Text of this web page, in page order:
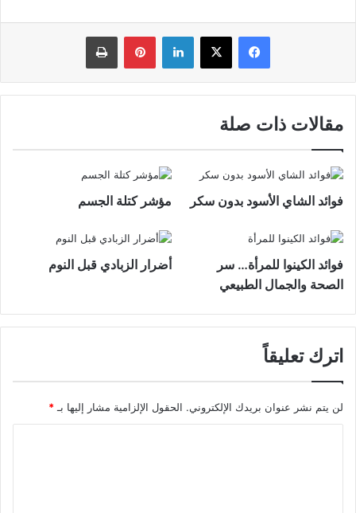
فيسبوك لينكدإن بينتيريست
مقالات ذات صلة
فوائد الشاي الأسود بدون سكر مؤشر كتلة الجسم
فوائد الكينوا للمرأة… سر
الصحة والجمال الطبيعي
أضرار الزبادي قبل النوم
اترك تعليقاً
لن يتم نشر عنوان بريدك الإلكتروني. الحقول الإلزامية مشار إليها بـ *